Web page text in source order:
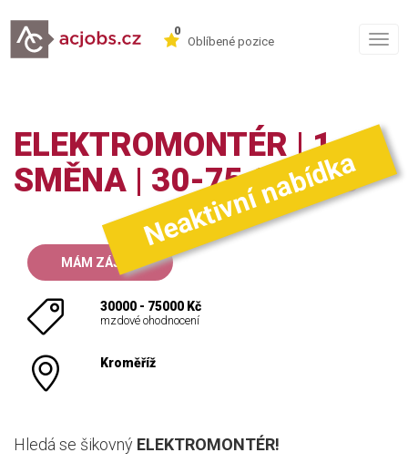
0
Oblíbené pozice
ELEKTROMONTÉR | 1
SMĚNA | 30-75 000 KČ
Neaktivní nabídka
MÁM ZÁJEM
30000 - 75000 Kč
mzdové ohodnocení
Kroměříž
Hledá se šikovný ELEKTROMONTÉR!